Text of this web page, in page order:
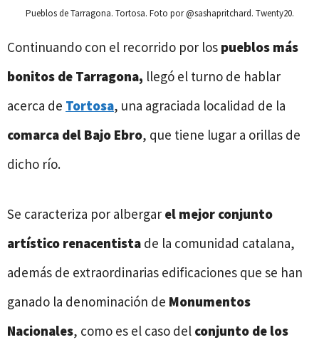
Pueblos de Tarragona. Tortosa. Foto por @sashapritchard. Twenty20.
Continuando con el recorrido por los pueblos más
bonitos de Tarragona, llegó el turno de hablar
acerca de Tortosa, una agraciada localidad de la
comarca del Bajo Ebro, que tiene lugar a orillas de
dicho río.
Se caracteriza por albergar el mejor conjunto
artístico renacentista de la comunidad catalana,
además de extraordinarias edificaciones que se han
ganado la denominación de Monumentos
Nacionales, como es el caso del conjunto de los